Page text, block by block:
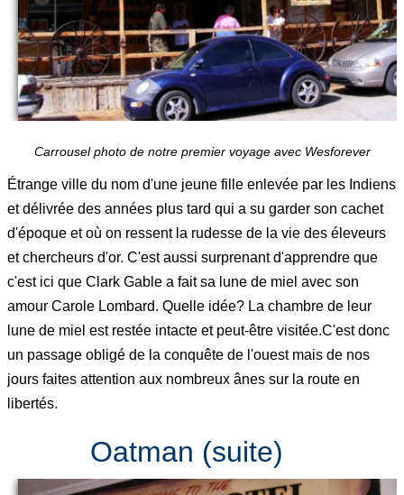
Carrousel photo de notre premier voyage avec Wesforever
Étrange ville du nom d'une jeune fille enlevée par les Indiens
et délivrée des années plus tard qui a su garder son cachet
d'époque et où on ressent la rudesse de la vie des éleveurs
et chercheurs d'or. C'est aussi surprenant d'apprendre que
c'est ici que Clark Gable a fait sa lune de miel avec son
amour Carole Lombard. Quelle idée? La chambre de leur
lune de miel est restée intacte et peut-être visitée.C'est donc
un passage obligé de la conquête de l'ouest mais de nos
jours faites attention aux nombreux ânes sur la route en
libertés.
Oatman (suite)